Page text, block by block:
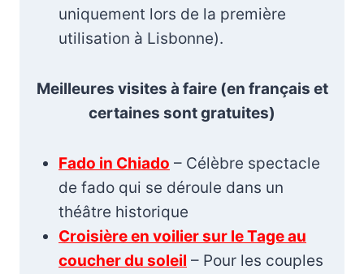
uniquement lors de la première
utilisation à Lisbonne).
Meilleures visites à faire (en français et
certaines sont gratuites)
Fado in Chiado – Célèbre spectacle
de fado qui se déroule dans un
théâtre historique
Croisière en voilier sur le Tage au
coucher du soleil – Pour les couples